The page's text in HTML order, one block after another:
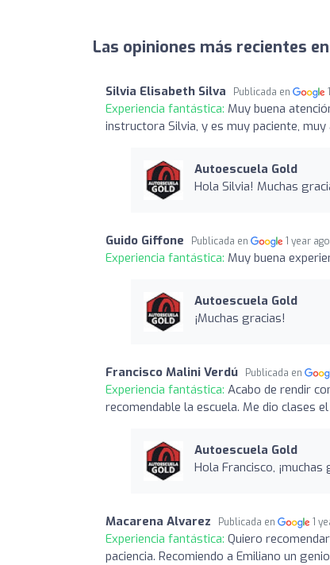
Las opiniones más recientes
Silvia Elisabeth Silva Publicada en
Experiencia fantástica: Muy buena
instructora Silvia, y es muy paciente,
Autoescuela Gold
Hola Silvia! Muchas
Guido Giffone Publicada en 1 year ago
Experiencia fantástica: Muy buena
Autoescuela Gold
¡Muchas gracias!
Francisco Malini Verdú Publicada en
Experiencia fantástica: Acabo de rendir
recomendable la escuela. Me dio clases
Autoescuela Gold
Hola Francisco, ¡muchas
Macarena Alvarez Publicada en 1
Experiencia fantástica: Quiero
paciencia. Recomiendo a Emiliano un